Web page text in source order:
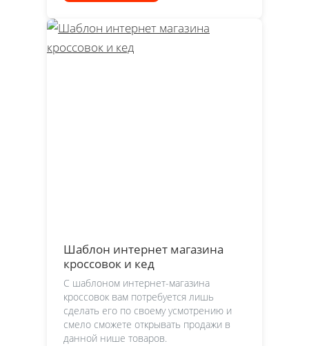
Шаблон интернет магазина
кроссовок и кед
С шаблоном интернет-магазина
кроссовок вам потребуется лишь
сделать его по своему усмотрению и
смело сможете открывать продажи в
данной нише товаров.